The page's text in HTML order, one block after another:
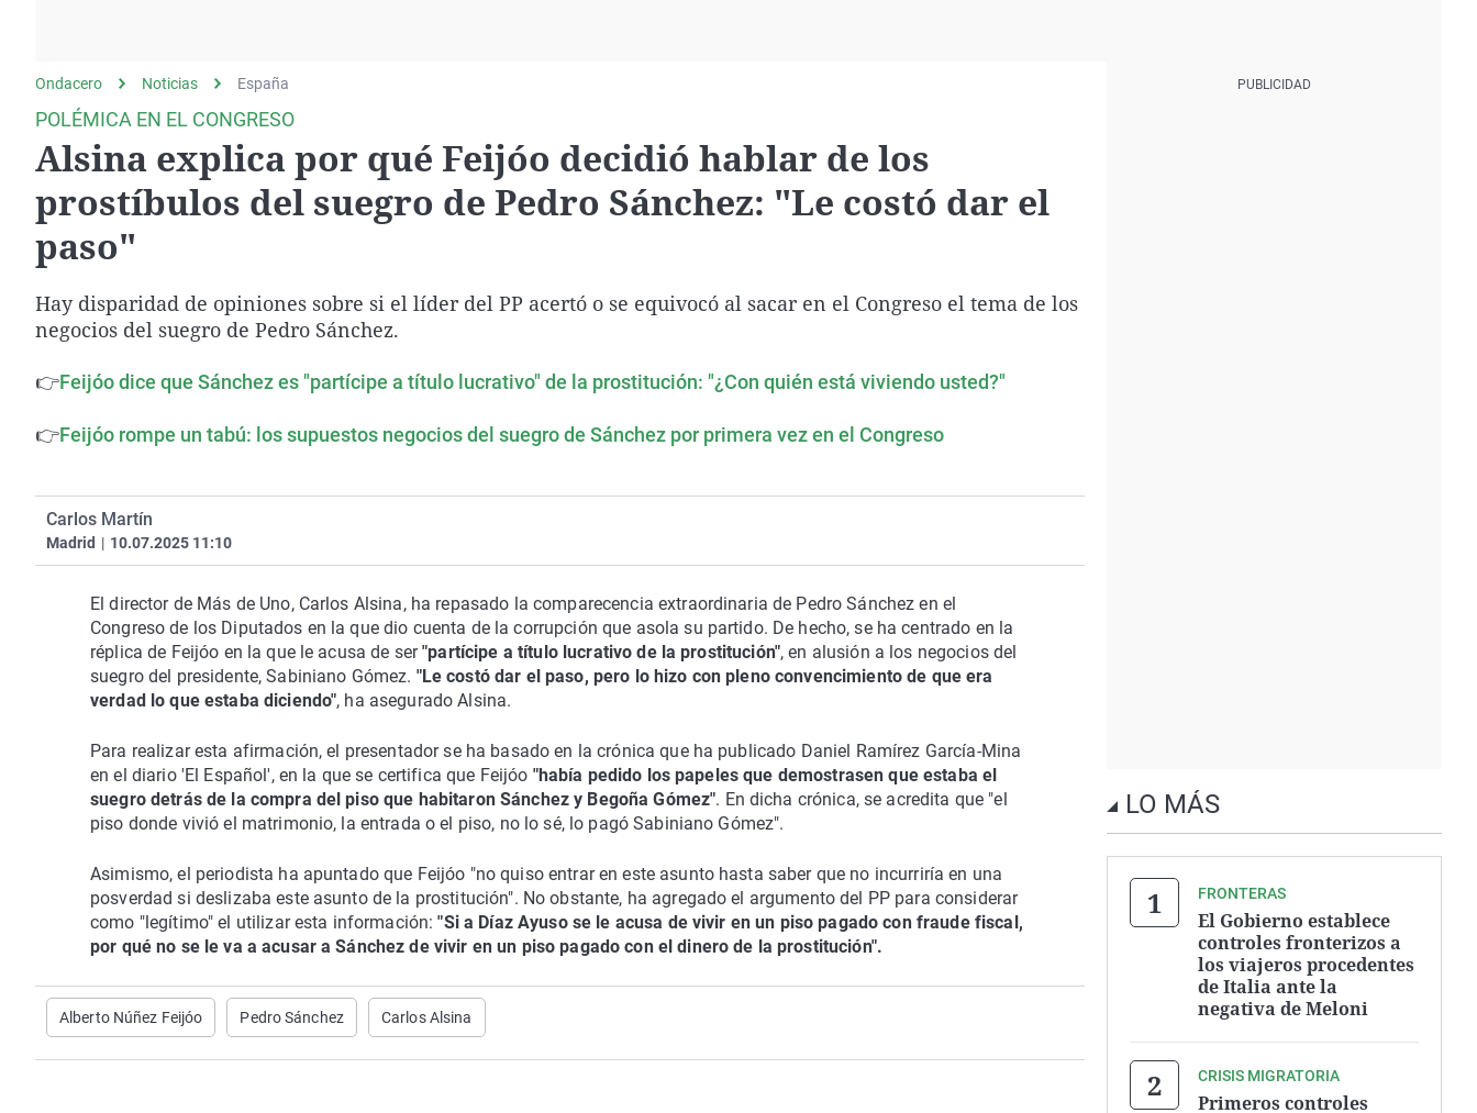
Como el perro y elEquipo de investigación
Operación Viuda
País Vasco
Ondacero Noticias España
POLÉMICA EN EL CONGRESO
Alsina explica por qué Feijóo decidió hablar de los
prostíbulos del suegro de Pedro Sánchez: "Le costó dar el
paso"
Hay disparidad de opiniones sobre si el líder del PP acertó o se equivocó al sacar en el Congreso el tema de los
negocios del suegro de Pedro Sánchez.
👉Feijóo dice que Sánchez es "partícipe a título lucrativo" de la prostitución: "¿Con quién está viviendo usted?"
👉Feijóo rompe un tabú: los supuestos negocios del suegro de Sánchez por primera vez en el Congreso
Carlos Martín
Madrid | 10.07.2025 11:10
El director de Más de Uno, Carlos Alsina, ha repasado la comparecencia extraordinaria de Pedro Sánchez en el
Congreso de los Diputados en la que dio cuenta de la corrupción que asola su partido. De hecho, se ha centrado en la
réplica de Feijóo en la que le acusa de ser"partícipe a título lucrativo de la prostitución", en alusión a los negocios del
suegro del presidente, Sabiniano Gómez. "Le costó dar el paso, pero lo hizo con pleno convencimiento de que era
verdad lo que estaba diciendo", ha asegurado Alsina.
Para realizar esta afirmación, el presentador se ha basado en la crónica que ha publicado Daniel Ramírez García-Mina
en el diario 'El Español', en la que se certifica que Feijóo "había pedido los papeles que demostrasen que estaba el
suegro detrás de la compra del piso que habitaron Sánchez y Begoña Gómez". En dicha crónica, se acredita que "el
piso donde vivió el matrimonio, la entrada o el piso, no lo sé, lo pagó Sabiniano Gómez".
Asimismo, el periodista ha apuntado que Feijóo "no quiso entrar en este asunto hasta saber que no incurriría en una
posverdad si deslizaba este asunto de la prostitución". No obstante, ha agregado el argumento del PP para considerar
como "legítimo" el utilizar esta información:"Si a Díaz Ayuso se le acusa de vivir en un piso pagado con fraude fiscal,
por qué no se le va a acusar a Sánchez de vivir en un piso pagado con el dinero de la prostitución".
Alberto Núñez Feijóo Pedro Sánchez Carlos Alsina
LO MÁS
FRONTERAS
El Gobierno establece
controles fronterizos a
los viajeros procedentes
de Italia ante la
negativa de Meloni
CRISIS MIGRATORIA
Primeros controles